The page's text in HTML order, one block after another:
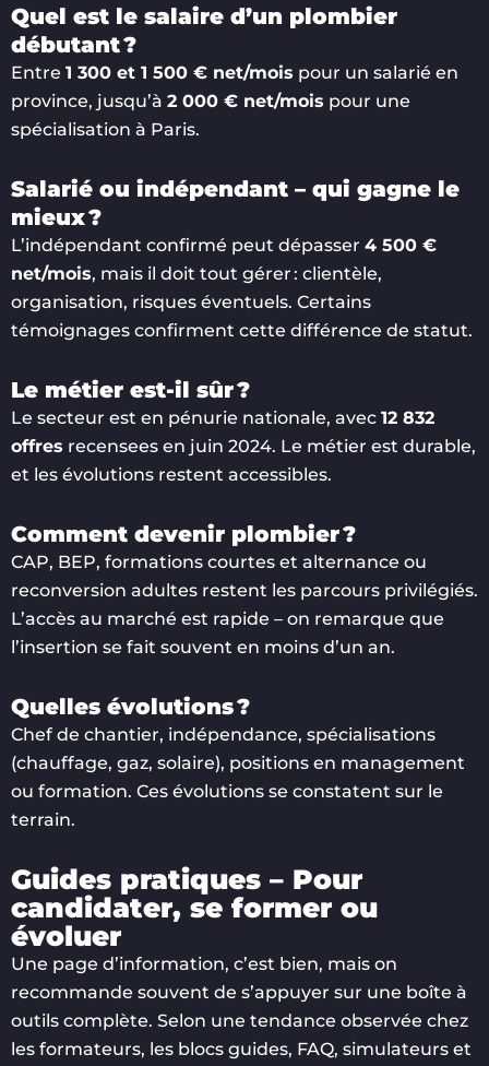
Quel est le salaire d’un plombier
débutant ?
Entre 1 300 et 1 500 € net/mois pour un salarié en
province, jusqu’à 2 000 € net/mois pour une
spécialisation à Paris.
Salarié ou indépendant – qui gagne le
mieux ?
L’indépendant confirmé peut dépasser 4 500 €
net/mois, mais il doit tout gérer : clientèle,
organisation, risques éventuels. Certains
témoignages confirment cette différence de statut.
Le métier est-il sûr ?
Le secteur est en pénurie nationale, avec 12 832
offres recensees en juin 2024. Le métier est durable,
et les évolutions restent accessibles.
Comment devenir plombier ?
CAP, BEP, formations courtes et alternance ou
reconversion adultes restent les parcours privilégiés.
L’accès au marché est rapide – on remarque que
l’insertion se fait souvent en moins d’un an.
Quelles évolutions ?
Chef de chantier, indépendance, spécialisations
(chauffage, gaz, solaire), positions en management
ou formation. Ces évolutions se constatent sur le
terrain.
Guides pratiques – Pour
candidater, se former ou
évoluer
Une page d’information, c’est bien, mais on
recommande souvent de s’appuyer sur une boîte à
outils complète. Selon une tendance observée chez
les formateurs, les blocs guides, FAQ, simulateurs et